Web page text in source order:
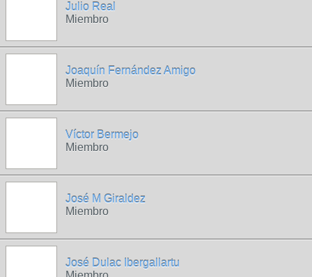
Julio Real
Miembro
Joaquín Fernández Amigo
Miembro
Víctor Bermejo
Miembro
José M Giraldez
Miembro
José Dulac Ibergallartu